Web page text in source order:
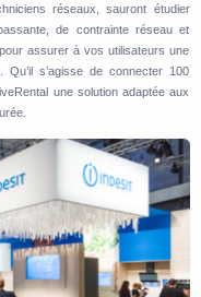
réseaux, sauront étudier
de contrainte réseau et
assurer à vos utilisateurs une
Qu’il s’agisse de connecter 100
une solution adaptée aux